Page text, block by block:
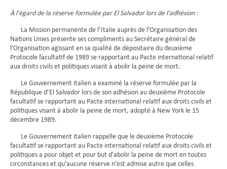
À l'égard de la réserve formulée par El Salvador lors de l'adhésion :
La Mission permanente de l’Italie auprès de l’Organisation des
Nations Unies présente ses compliments au Secrétaire général de
l’Organisation agissant en sa qualité de dépositaire du deuxième
Protocole facultatif de 1989 se rapportant au Pacte international relatif
aux droits civils et politiques visant à abolir la peine de mort.
Le Gouvernement italien a examiné la réserve formulée par la
République d’El Salvador lors de son adhésion au deuxième Protocole
facultatif se rapportant au Pacte international relatif aux droits civils et
politiques visant à abolir la peine de mort, adopté à New York le 15
décembre 1989.
Le Gouvernement italien rappelle que le deuxième Protocole
facultatif se rapportant au Pacte international relatif aux droits civils et
politiques a pour objet et pour but d’abolir la peine de mort en toutes
circonstances et qu’aucune réserve n’est admise autre que celles